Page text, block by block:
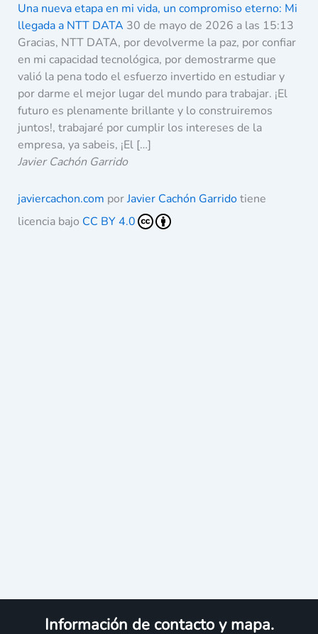
Una nueva etapa en mi vida, un compromiso eterno: Mi
llegada a NTT DATA 30 de mayo de 2026 a las 15:13
Gracias, NTT DATA, por devolverme la paz, por confiar
en mi capacidad tecnológica, por demostrarme que
valió la pena todo el esfuerzo invertido en estudiar y
por darme el mejor lugar del mundo para trabajar. ¡El
futuro es plenamente brillante y lo construiremos
juntos!, trabajaré por cumplir los intereses de la
empresa, ya sabeis, ¡El […]
Javier Cachón Garrido
javiercachon.com porJavier Cachón Garridotiene
licencia bajo CC BY 4.0
Información de contacto y mapa.